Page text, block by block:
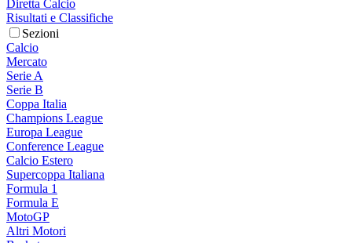
Diretta Calcio
Risultati e Classifiche
Sezioni
Calcio
Mercato
Serie A
Serie B
Coppa Italia
Champions League
Europa League
Conference League
Calcio Estero
Supercoppa Italiana
Formula 1
Formula E
MotoGP
Altri Motori